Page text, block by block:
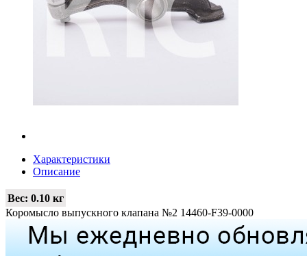
Характеристики
Описание
Вес: 0.10 кг
Коромысло выпускного клапана №2 14460-F39-0000